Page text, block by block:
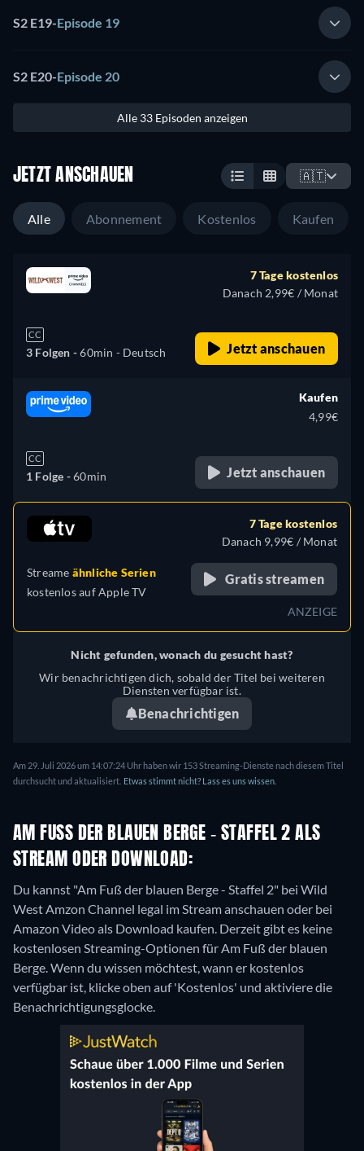
S2 E19-Episode 19
S2 E20-Episode 20
Alle 33 Episoden anzeigen
JETZT ANSCHAUEN 🇦🇹
Alle Abonnement Kostenlos Kaufen
CC
3 Folgen -60min - Deutsch
7 Tage kostenlos
Danach 2,99€ / Monat
Jetzt anschauen
CC
1 Folge -60min
Kaufen
4,99€
Jetzt anschauen
Streame ähnliche Serien
kostenlos aufApple TV
7 Tage kostenlos
Danach 9,99€ / Monat
Gratis streamen
ANZEIGE
Nicht gefunden, wonach du gesucht hast?
Wir benachrichtigen dich, sobald der Titel bei weiteren
Diensten verfügbar ist.
Benachrichtigen
Am 29. Juli 2026 um 14:07:24 Uhr haben wir 153 Streaming-Dienste nach diesem Titel
durchsucht und aktualisiert. Etwas stimmt nicht? Lass es uns wissen.
AM FUSS DER BLAUEN BERGE - STAFFEL 2 ALS S
TREAM ODER DOWNLOAD:
Du kannst "Am Fuß der blauen Berge - Staffel 2" bei Wild
West Amzon Channel legal im Stream anschauen oder bei
Amazon Video als Download kaufen. Derzeit gibt es keine
kostenlosen Streaming-Optionen für Am Fuß der blauen
Berge. Wenn du wissen möchtest, wann er kostenlos
verfügbar ist, klicke oben auf 'Kostenlos' und aktiviere die
Benachrichtigungsglocke.